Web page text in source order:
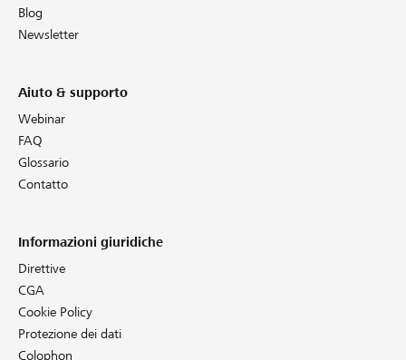
Blog
Newsletter
Aiuto & supporto
Webinar
FAQ
Glossario
Contatto
Informazioni giuridiche
Direttive
CGA
Cookie Policy
Protezione dei dati
Colophon